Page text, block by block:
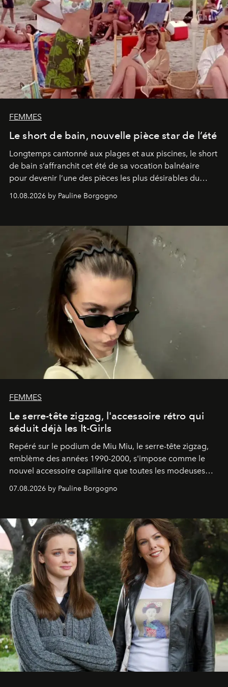
FEMMES
Le short de bain, nouvelle pièce star de l’été
Longtemps cantonné aux plages et aux piscines, le short
de bain s’affranchit cet été de sa vocation balnéaire
pour devenir l’une des pièces les plus désirables du
10.08.2026 by Pauline Borgogno
FEMMES
Le serre-tête zigzag, l'accessoire rétro qui
séduit déjà les It-Girls
Repéré sur le podium de Miu Miu, le serre-tête zigzag,
emblème des années 1990-2000, s'impose comme le
nouvel accessoire capillaire que toutes les modeuses
s'arrachent déjà.
07.08.2026 by Pauline Borgogno